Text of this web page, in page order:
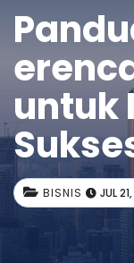
untuk
BISNIS JUL